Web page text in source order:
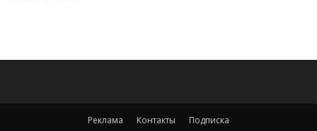
Реклама Контакты Подписка